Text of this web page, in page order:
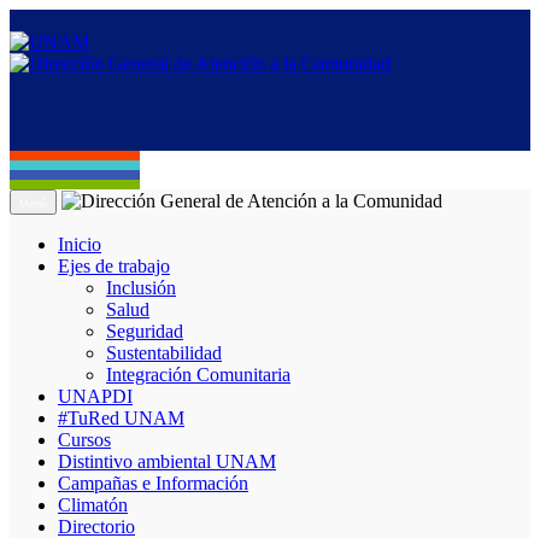
Inicio
Ejes de trabajo
Inclusión
Salud
Seguridad
Sustentabilidad
Integración Comunitaria
UNAPDI
#TuRed UNAM
Cursos
Distintivo ambiental UNAM
Campañas e Información
Climatón
Directorio